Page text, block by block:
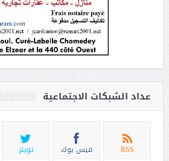
عداد الشبكات الاجتماعية
RSS فيس بوك تويتر